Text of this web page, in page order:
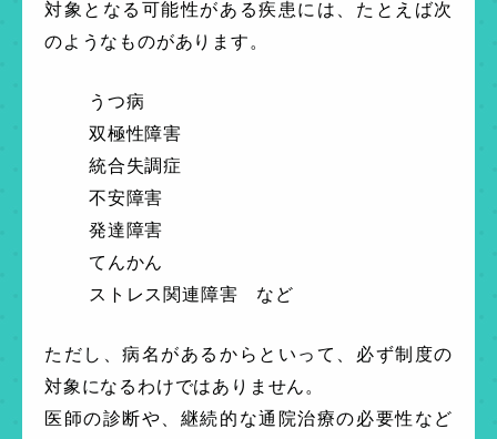
対象となる可能性がある疾患には、たとえば次
のようなものがあります。
うつ病
双極性障害
統合失調症
不安障害
発達障害
てんかん
ストレス関連障害 など
ただし、病名があるからといって、必ず制度の
対象になるわけではありません。
医師の診断や、継続的な通院治療の必要性など